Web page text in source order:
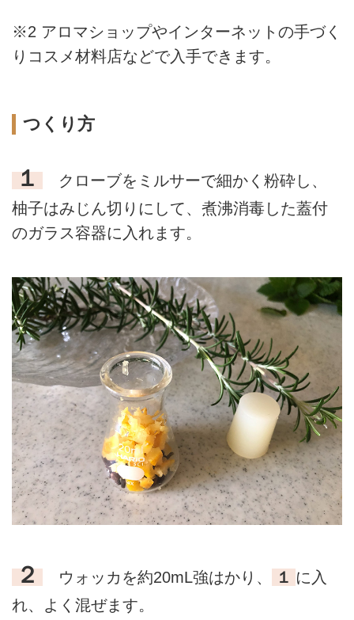
※2 アロマショップやインターネットの手づく
りコスメ材料店などで入手できます。
つくり方
１
クローブをミルサーで細かく粉砕し、
柚子はみじん切りにして、煮沸消毒した蓋付
のガラス容器に入れます。
２ ウォッカを約20mL強はかり、 １ に入
れ、よく混ぜます。